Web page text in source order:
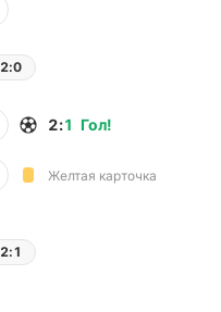
2:0
Гол!
2:1
Желтая карточка
2:1